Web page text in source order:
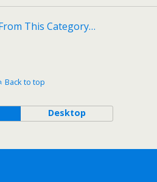
This Category…
Back to top
Desktop